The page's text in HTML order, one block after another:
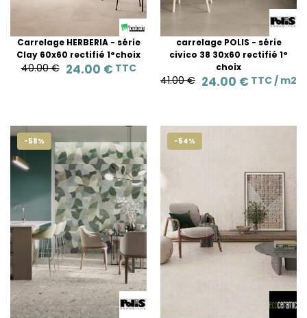
Carrelage HERBERIA - série
Clay 60x60 rectifié 1°choix
40.00 € 24.00 € TTC
carrelage POLIS - série
civico 38 30x60 rectifié 1°
choix
41.00 € 24.00 € TTC / m2
-58% -54%